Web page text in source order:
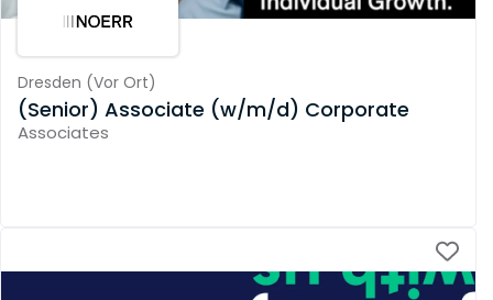
Dresden (Vor Ort)
(Senior) Associate (w/m/d) Corporate
Associates